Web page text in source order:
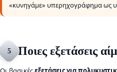
«κυνηγάμε» υπερηχογράφημα ως
5 Ποιες εξετάσεις